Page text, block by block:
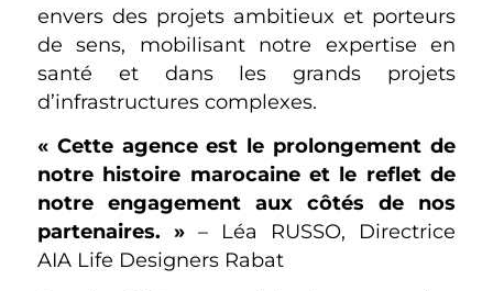
envers des projets ambitieux et porteurs
de sens, mobilisant notre expertise en
santé et dans les grands projets
d’infrastructures complexes.
« Cette agence est le prolongement de
notre histoire marocaine et le reflet de
notre engagement aux côtés de nos
partenaires. »– Léa RUSSO, Directrice
AIA Life Designers Rabat